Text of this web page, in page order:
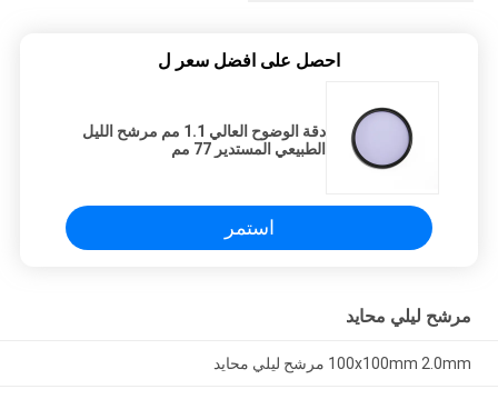
احصل على افضل سعر ل
دقة الوضوح العالي 1.1 مم مرشح الليل
الطبيعي المستدير 77 مم
استمر
مرشح ليلي محايد
100x100mm 2.0mm مرشح ليلي محايد